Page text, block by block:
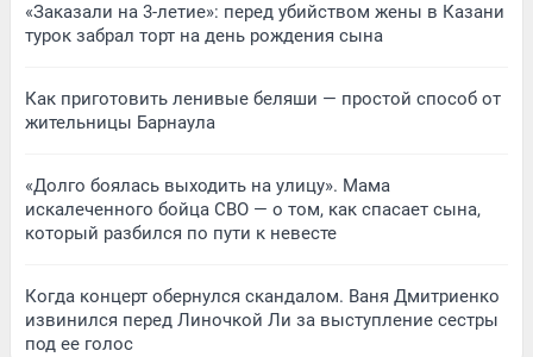
«Заказали на 3-летие»: перед убийством жены в Казани
турок забрал торт на день рождения сына
Как приготовить ленивые беляши — простой способ от
жительницы Барнаула
«Долго боялась выходить на улицу». Мама
искалеченного бойца СВО — о том, как спасает сына,
который разбился по пути к невесте
Когда концерт обернулся скандалом. Ваня Дмитриенко
извинился перед Линочкой Ли за выступление сестры
под ее голос